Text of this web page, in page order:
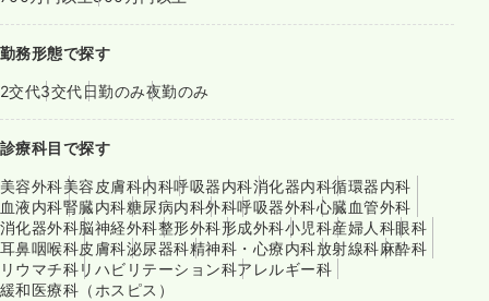
勤務形態で探す
2交代3交代日勤のみ夜勤のみ
診療科目で探す
美容外科美容皮膚科内科呼吸器内科消化器内科循環器内科
血液内科腎臓内科糖尿病内科外科呼吸器外科心臓血管外科
消化器外科脳神経外科整形外科形成外科小児科産婦人科眼科
耳鼻咽喉科皮膚科泌尿器科精神科・心療内科放射線科麻酔科
リウマチ科リハビリテーション科アレルギー科
緩和医療科（ホスピス）